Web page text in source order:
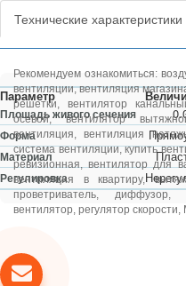
Технические характеристики
Параметр
Площадь живого сечения
Форма
Материал
Регулировка
Рекомендуем ознакомиться:
вентиляции,вентиляция
решетки,вентилятор
осевой,вентилятор
вентиляция,вентиляция
система вентиляции,купить
ревизионная,вентилятор для
вентиляция в квартиру,
проветриватель,диффузор,
вентилятор, регулятор скорости,